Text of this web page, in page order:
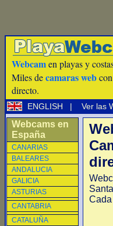
Webcamen playas y
Miles decamaras web
directo.
ENGLISH | Ver las
Webcams en
España
CANARIAS
BALEARES
ANDALUCIA
GALICIA
ASTURIAS
CANTABRIA
CATALUÑA